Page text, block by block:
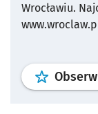
Wrocławiu.